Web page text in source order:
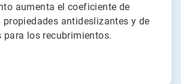
aumenta el coeficiente de
antideslizantes y de
los recubrimientos.